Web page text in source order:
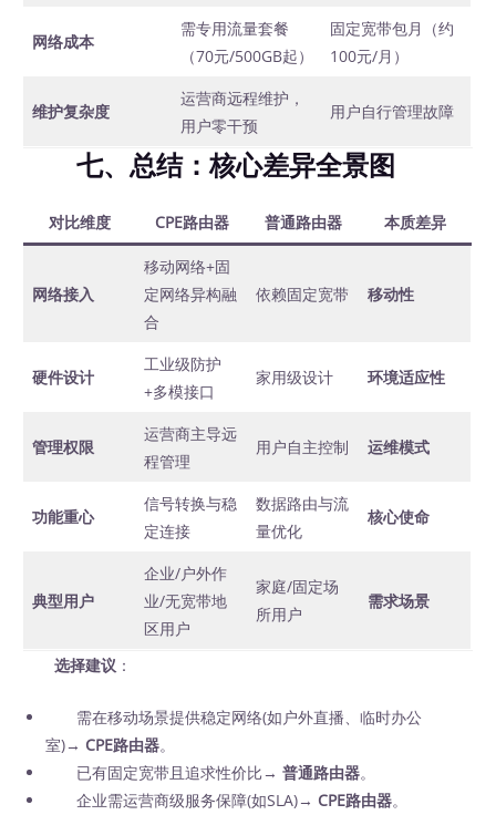
网络成本
需专用流量套餐
（70元/500GB起）
固定宽带包月（约
100元/月）
维护复杂度
运营商远程维护，
用户零干预
用户自行管理故障
七、总结：核心差异全景图
对比维度 CPE路由器 普通路由器 本质差异
网络接入
移动网络+固
定网络异构融
合
依赖固定宽带 移动性
硬件设计
工业级防护
+多模接口
家用级设计 环境适应性
管理权限
运营商主导远
程管理
用户自主控制 运维模式
功能重心
信号转换与稳
定连接
数据路由与流
量优化
核心使命
典型用户
企业/户外作
业/无宽带地
区用户
家庭/固定场
所用户
需求场景
选择建议 ：
需在移动场景提供稳定网络(如户外直播、临时办公
室)→ CPE路由器。
已有固定宽带且追求性价比→普通路由器。
企业需运营商级服务保障(如SLA)→ CPE路由器。